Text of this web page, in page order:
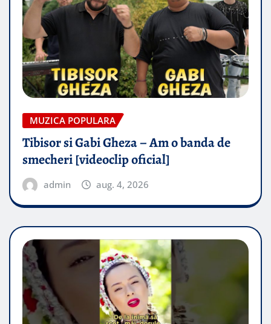
MUZICA POPULARA
Tibisor si Gabi Gheza – Am o banda de
smecheri [videoclip oficial]
admin aug. 4, 2026